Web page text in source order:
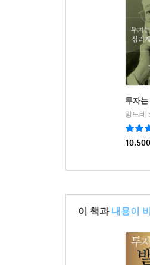
투자
앙드레
10,500
이 책과 내용이